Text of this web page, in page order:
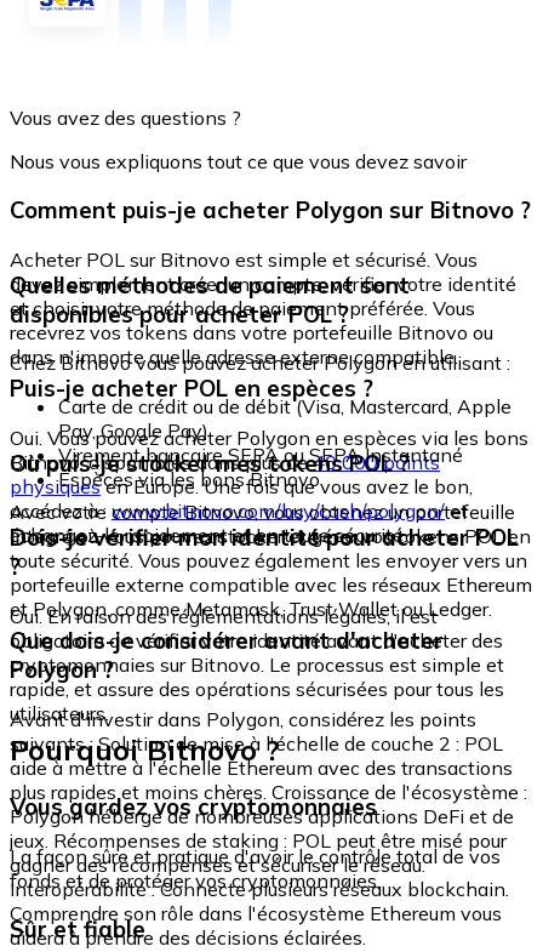
Vous avez des questions ?
Nous vous expliquons tout ce que vous devez savoir
Comment puis-je acheter Polygon sur Bitnovo ?
Acheter POL sur Bitnovo est simple et sécurisé. Vous
devez simplement créer un compte, vérifier votre identité
et choisir votre méthode de paiement préférée. Vous
recevrez vos tokens dans votre portefeuille Bitnovo ou
dans n'importe quelle adresse externe compatible.
Quelles méthodes de paiement sont
disponibles pour acheter POL ?
Chez Bitnovo vous pouvez acheter Polygon en utilisant :
Carte de crédit ou de débit (Visa, Mastercard, Apple
Pay, Google Pay)
Virement bancaire SEPA ou SEPA Instantané
Espèces via les bons Bitnovo
Puis-je acheter POL en espèces ?
Oui. Vous pouvez acheter Polygon en espèces via les bons
Bitnovo, disponibles dans plus de40 000 points
physiquesen Europe. Une fois que vous avez le bon,
accédez à : www.bitnovo.com/buy/cash/polygon/et
échangez-le rapidement et en toute sécurité.
Où puis-je stocker mes tokens POL ?
Avec votre compte Bitnovo, vous obtenez un portefeuille
intégré où vous pouvez stocker et gérer vos tokens POL en
toute sécurité. Vous pouvez également les envoyer vers un
portefeuille externe compatible avec les réseaux Ethereum
et Polygon, comme Metamask, Trust Wallet ou Ledger.
Dois-je vérifier mon identité pour acheter POL
?
Oui. En raison des réglementations légales, il est
obligatoire de vérifier votre identité avant d'acheter des
cryptomonnaies sur Bitnovo. Le processus est simple et
rapide, et assure des opérations sécurisées pour tous les
utilisateurs.
Que dois-je considérer avant d'acheter
Polygon ?
Avant d'investir dans Polygon, considérez les points
suivants : Solution de mise à l'échelle de couche 2 : POL
aide à mettre à l'échelle Ethereum avec des transactions
plus rapides et moins chères. Croissance de l'écosystème :
Polygon héberge de nombreuses applications DeFi et de
jeux. Récompenses de staking : POL peut être misé pour
gagner des récompenses et sécuriser le réseau.
Interopérabilité : Connecte plusieurs réseaux blockchain.
Comprendre son rôle dans l'écosystème Ethereum vous
aidera à prendre des décisions éclairées.
Pourquoi Bitnovo ?
Vous gardez vos cryptomonnaies
La façon sûre et pratique d'avoir le contrôle total de vos
fonds et de protéger vos cryptomonnaies.
Sûr et fiable